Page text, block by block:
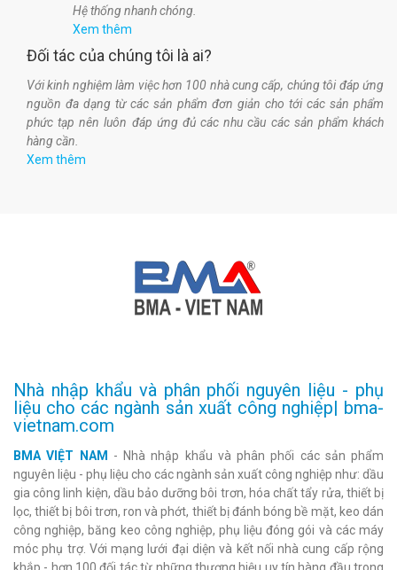
Hệ thống nhanh chóng.
Xem thêm
Đối tác của chúng tôi là ai?
Với kinh nghiệm làm việc hơn 100 nhà cung cấp, chúng tôi đáp ứng
nguồn đa dạng từ các sản phẩm đơn giản cho tới các sản phẩm
phức tạp nên luôn đáp ứng đủ các nhu cầu các sản phẩm khách
hàng cần.
Xem thêm
Nhà nhập khẩu và phân phối nguyên liệu - phụ
liệu cho các ngành sản xuất công nghiệp| bma-
vietnam.com
BMA VIỆT NAM
- Nhà nhập khẩu và phân phối các sản phẩm
nguyên liệu - phụ liệu cho các ngành sản xuất công nghiệp như: dầu
gia công linh kiện, dầu bảo dưỡng bôi trơn, hóa chất tẩy rửa, thiết bị
lọc, thiết bị bôi trơn, ron và phớt, thiết bị đánh bóng bề mặt, keo dán
công nghiệp, băng keo công nghiệp, phụ liệu đóng gói và các máy
móc phụ trợ. Với mạng lưới đại diện và kết nối nhà cung cấp rộng